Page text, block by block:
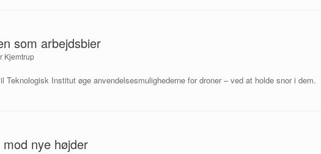
som arbejdsbier
Kjemtrup
Teknologisk Institut øge anvendelsesmulig­hederne for droner – ved at holde snor i dem.
nye højder